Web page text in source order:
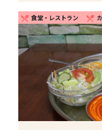
restaurant_menu 食堂・レストラン restaurant_menu